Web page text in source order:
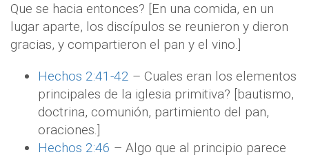
Que se hacia entonces? [En una comida, en un
lugar aparte, los discípulos se reunieron y dieron
gracias, y compartieron el pan y el vino.]
Hechos 2:41-42 – Cuales eran los elementos
principales de la iglesia primitiva? [bautismo,
doctrina, comunión, partimiento del pan,
oraciones.]
Hechos 2:46 – Algo que al principio parece